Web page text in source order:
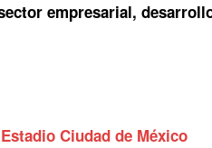
empresarial,
Ciudad de México